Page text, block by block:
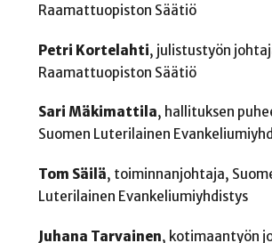
Raamattuopiston Säätiö
Petri Kortelahti, julistustyön
Raamattuopiston Säätiö
Sari Mäkimattila, hallituksen
Suomen Luterilainen
Tom Säilä, toiminnanjohtaja,
Luterilainen Evankeliumiyhdistys
Juhana Tarvainen, kotimaantyön